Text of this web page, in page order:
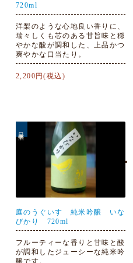
720ml
洋梨のような心地良い香りに、
瑞々しくも芯のある甘旨味と穏
やかな酸が調和した、上品かつ
爽やかな口当たり。
2,200円(税込)
庭のうぐいす 純米吟醸 いな
びかり 720ml
フルーティーな香りと甘味と酸
が調和したジューシーな純米吟
醸です。